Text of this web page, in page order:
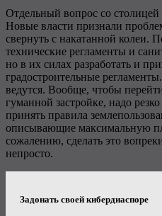
Отдельный вопрос со
Новые власти признали
свернуть с накатанной колеи.
технические регламенты и
но в их силах разработать и
градостроительные
ведутся. Вообще, чтобы
гуманной застройке, надо
принять правила
описывающие максимальную
сожалению, сделать это
непросто.
Задонать своей кибердиаспоре